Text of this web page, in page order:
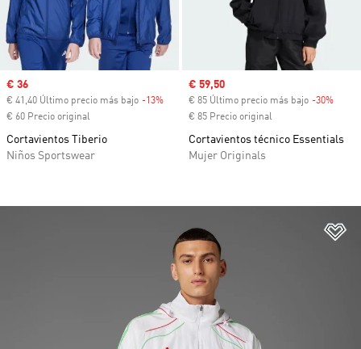
Precio de venta
€ 36
€ 41,40 Último precio más bajo -13% Descuento
€ 60 Precio original
Cortavientos Tiberio
Niños Sportswear
Precio de venta
€ 59,50
€ 85 Último precio más bajo -30%
€ 85 Precio original
Cortavientos técnico Essentials
Mujer Originals